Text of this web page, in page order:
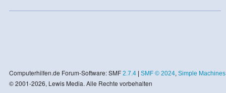
Computerhilfen.de Forum-Software: SMF 2.7.4| SMF © 2024, Simple Machines
© 2001-2026, Lewis Media. Alle Rechte vorbehalten